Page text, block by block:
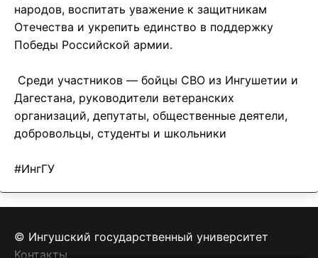
народов, воспитать уважение к защитникам
Отечества и укрепить единство в поддержку
Победы Российской армии.
Среди участников — бойцы СВО из Ингушетии и
Дагестана, руководители ветеранских
организаций, депутаты, общественные деятели,
добровольцы, студенты и школьники
#ИнгГУ
© Ингушский государственный университет
Контакты